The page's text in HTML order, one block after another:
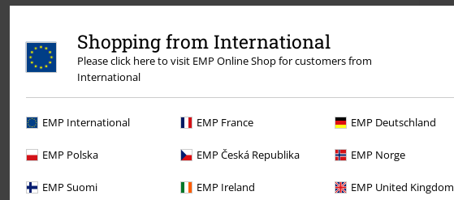
Shopping from International
Please click here to visit EMP Online Shop for customers from
International
EMP International EMP France EMP Deutschland
EMP Polska EMP Česká Republika EMP Norge
EMP Suomi EMP Ireland EMP United Kingdom